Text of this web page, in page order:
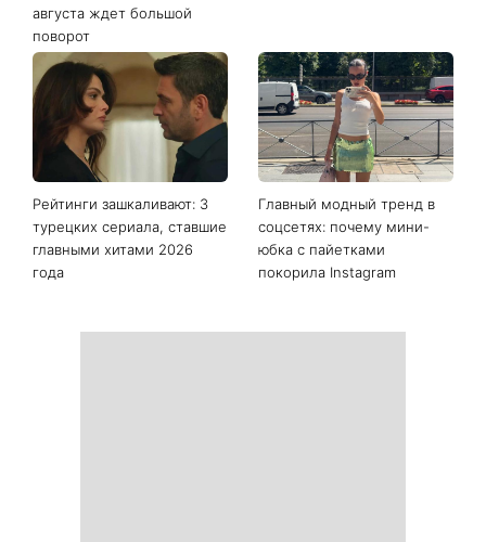
августа ждет большой
поворот
Рейтинги зашкаливают: 3
турецких сериала, ставшие
главными хитами 2026
года
Главный модный тренд в
соцсетях: почему мини-
юбка с пайетками
покорила Instagram